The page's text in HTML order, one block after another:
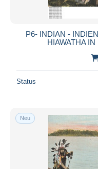
P6- INDIAN -
HIAWATHA
Status
Neu